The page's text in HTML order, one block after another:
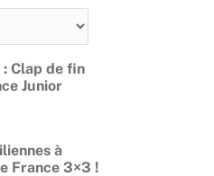
Clap de fin
Junior
à
France 3×3 !